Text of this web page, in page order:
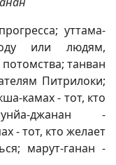
уттама-
или людям,
танван
Питрилоки;
камах - тот, кто
джанан -
- тот, кто желает
марут-ганан -